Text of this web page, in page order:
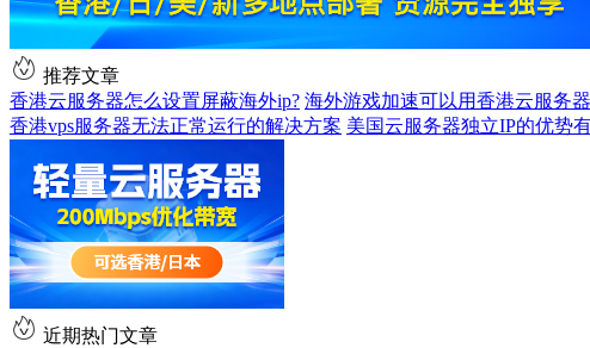
推荐文章
香港云服务器怎么设置屏蔽海外ip? 海外游戏加速可以用香港云服务
香港vps服务器无法正常运行的解决方案 美国云服务器独立IP的优势
近期热门文章